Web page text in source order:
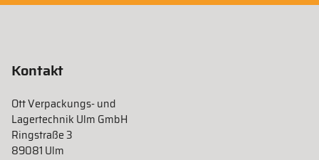
Kontakt
Ott Verpackungs- und
Lagertechnik Ulm GmbH
Ringstraße 3
89081 Ulm